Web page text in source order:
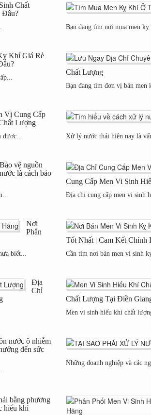
Chất
Đâu?
Bạn đang tìm nơi mua men
Khí Giá Rẻ
Chất Lượng
Bạn đang tìm đơn vị bán men
Vị Cung Cấp
Lượng
Xử lý nước thải hiện nay là
Bảo vệ nguồn
nước là cách bảo
Cung Cấp Men Vi Sinh
Địa chỉ cung cấp men vi sinh
Nơi
Phân
biết...
Tốt Nhất | Cam Kết Chính
Cần tìm nơi bán men vi sinh
Địa
Chỉ
Chất Lượng Tại Điền
Men vi sinh hiếu khí chất
nước ô nhiễm
đến sức
Những doanh nghiệp và các
bằng phương
hiếu khí